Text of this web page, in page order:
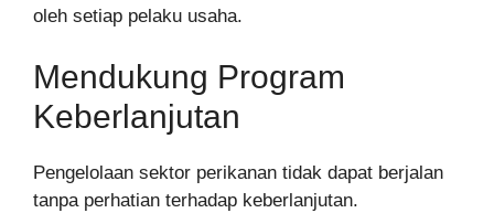
oleh setiap pelaku usaha.
Mendukung Program
Keberlanjutan
Pengelolaan sektor perikanan tidak dapat berjalan
tanpa perhatian terhadap keberlanjutan.